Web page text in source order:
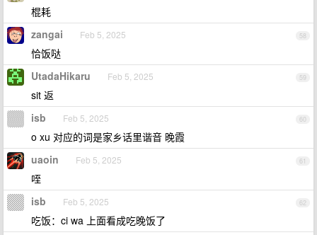
棍耗
58
zangai Feb 5, 2025
恰饭哒
59
UtadaHikaru Feb 5, 2025
sit 返
60
isb Feb 5, 2025
o xu 对应的词是家乡话里谐音 晚霞
61
uaoin Feb 5, 2025
咥
62
isb Feb 5, 2025
吃饭：ci wa 上面看成吃晚饭了